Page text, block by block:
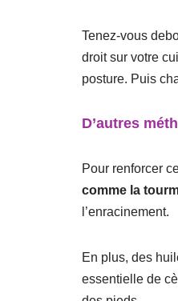
Tenez-vous
droit sur votre
posture. Puis
D’autres
Pour renforcer
comme la
l’enracinement.
En plus, des
essentielle de